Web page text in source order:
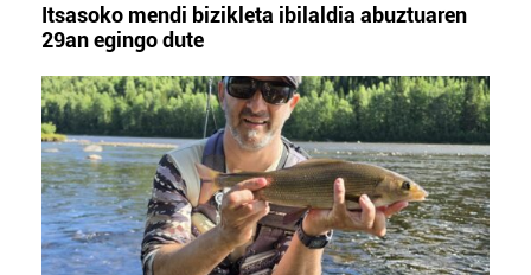
Itsasoko mendi bizikleta ibilaldia abuztuaren
29an egingo dute